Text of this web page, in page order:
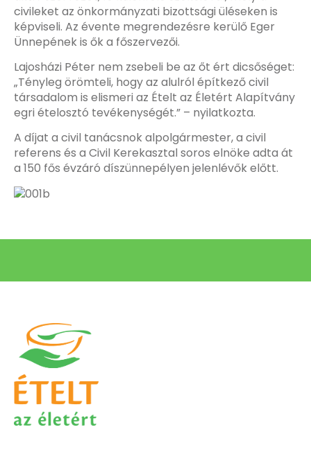
civileket az önkormányzati bizottsági üléseken is
képviseli. Az évente megrendezésre kerülő Eger
Ünnepének is ők a főszervezői.
Lajosházi Péter nem zsebeli be az őt ért dicsőséget:
„Tényleg örömteli, hogy az alulról építkező civil
társadalom is elismeri az Ételt az Életért Alapítvány
egri ételosztó tevékenységét.” – nyilatkozta.
A díjat a civil tanácsnok alpolgármester, a civil
referens és a Civil Kerekasztal soros elnöke adta át
a 150 fős évzáró díszünnepélyen jelenlévők előtt.